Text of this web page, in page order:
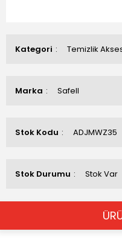
Kategori Temizlik
Marka Safell
Stok Kodu ADJMWZ35
Stok Durumu Stok Var